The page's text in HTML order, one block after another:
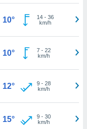
10° 14- 36
km/h
10° 7- 22
km/h
12° 9- 28
km/h
15° 9- 30
km/h